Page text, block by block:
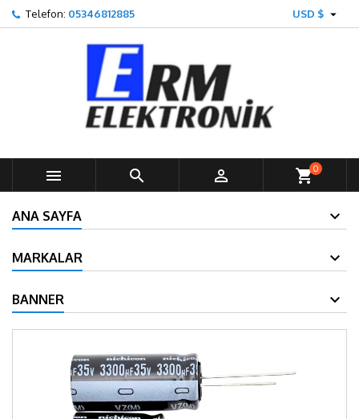
Telefon: 05346812885 USD $ 
   shopping_cart0
ANA SAYFA
MARKALAR
BANNER